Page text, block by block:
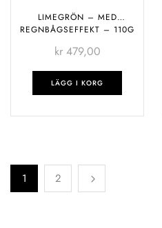
LIMEGRÖN – MED
REGNBÅGSEFFEKT – 110G
kr479,00
LÄGG I KORG
1 2